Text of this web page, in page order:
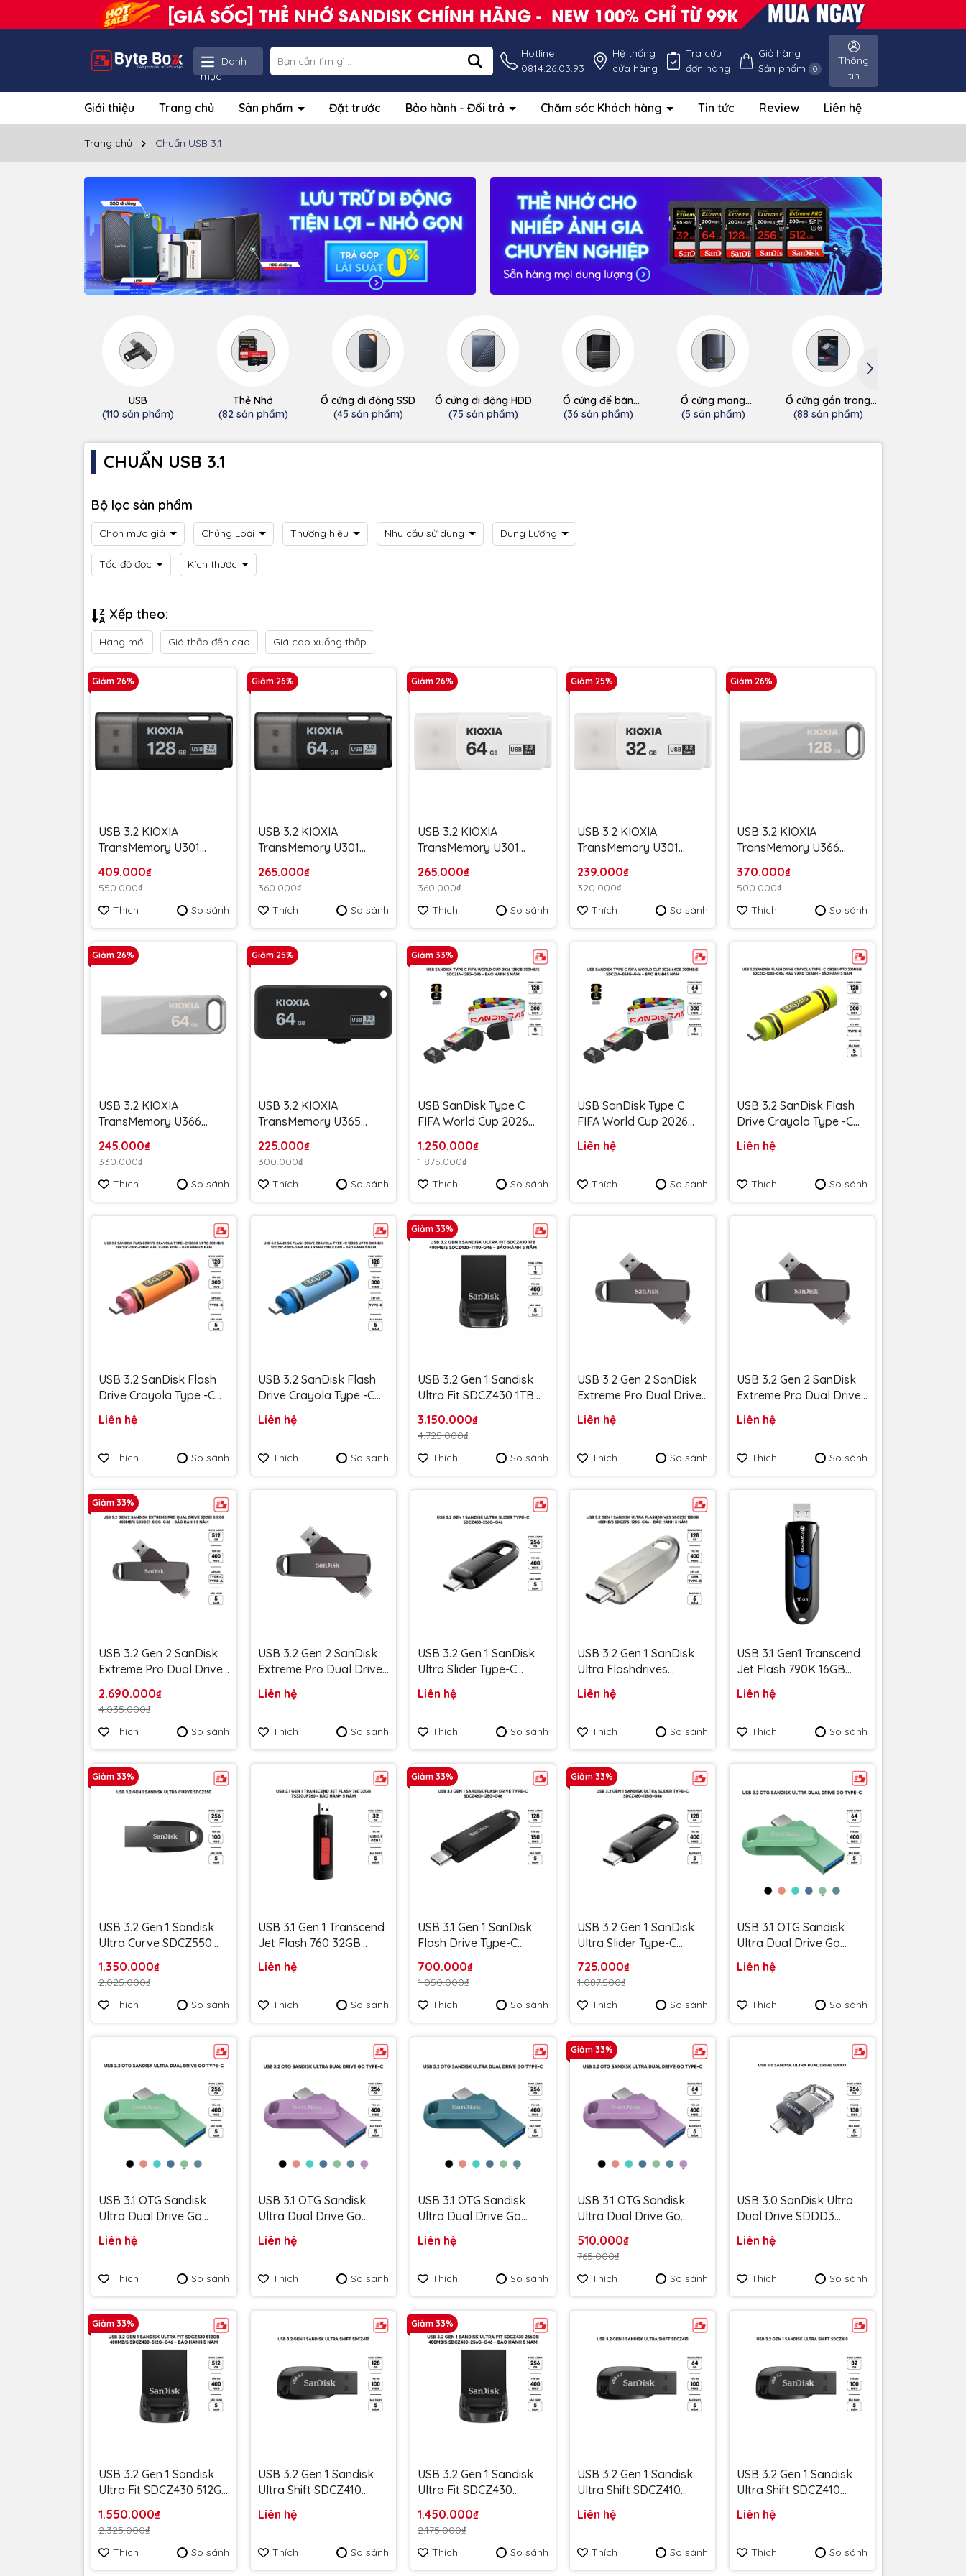
Danh
mục
Hotline
0814.26.03.93
Hệ thống
cửa hàng
Tra cứu
đơn hàng
Giỏ hàng
Sản phẩm 0
Thông
tin
Giới thiệu Trang chủ Sản phẩm Đặt trước Bảo hành - Đổi trả Chăm sóc Khách hàng Tin tức Review Liên hệ
Trang chủ Chuẩn USB 3.1
USB
(110 sản phẩm)
Thẻ Nhớ
(82 sản phẩm)
Ổ cứng di động SSD
(45 sản phẩm)
Ổ cứng di động HDD
(75 sản phẩm)
Ổ cứng để bàn
(desktop)
(36 sản phẩm)
Ổ cứng mạng
(NAS/Cloud)
(5 sản phẩm)
Ổ cứng gắn trong
SSD
(88 sản phẩm)
CHUẨN USB 3.1
Bộ lọc sản phẩm
Chọn mức giá Chủng Loại Thương hiệu Nhu cầu sử dụng Dung Lượng
Tốc độ đọc Kích thước
Xếp theo:
Hàng mới Giá thấp đến cao Giá cao xuống thấp
Giảm 26%
USB 3.2 KIOXIA
TransMemory U301
LU301K128GG4 Đen -
Bảo hành 5 năm
409.000₫
550.000₫
Thích
So sánh
Giảm 26%
USB 3.2 KIOXIA
TransMemory U301
LU301K064GG4 Đen -
Bảo hành 5 năm
265.000₫
360.000₫
Thích
So sánh
Giảm 26%
USB 3.2 KIOXIA
TransMemory U301
LU301W064GG4 Trắng -
Bảo hành 5 năm
265.000₫
360.000₫
Thích
So sánh
Giảm 25%
USB 3.2 KIOXIA
TransMemory U301
LLU301W032GG4 Trắng
- Bảo hành 5 năm
239.000₫
320.000₫
Thích
So sánh
Giảm 26%
USB 3.2 KIOXIA
TransMemory U366
LU366S128GG4 - Bảo
hành 5 năm
370.000₫
500.000₫
Thích
So sánh
Giảm 26%
USB 3.2 KIOXIA
TransMemory U366
LU366S064GG4 - Bảo
hành 5 năm
245.000₫
330.000₫
Thích
So sánh
Giảm 25%
USB 3.2 KIOXIA
TransMemory U365
LU365K064GG4 Đen -
Bảo hành 5 năm
225.000₫
300.000₫
Thích
So sánh
Giảm 33%
USB SanDisk Type C
FIFA World Cup 2026
SDCZIA-128G-G46 - Bảo
hành 5 năm
1.250.000₫
1.875.000₫
Thích
So sánh
USB SanDisk Type C
FIFA World Cup 2026
064G-G46 - Bảo hành 5
Liên hệ
Thích So sánh
USB 3.2 SanDisk Flash
Drive Crayola Type -C
SDCZIC-128G-G46L màu
5 năm
Liên hệ
Thích So sánh
USB 3.2 SanDisk Flash
Drive Crayola Type -C
SDCZIC-128G-G46O màu
năm
Liên hệ
Thích So sánh
USB 3.2 SanDisk Flash
Drive Crayola Type -C
SDCZIC-128G-G46B màu
hành 5 năm
Liên hệ
Thích So sánh
Giảm 33%
USB 3.2 Gen 1 Sandisk
Ultra Fit SDCZ430 1TB
1T00-G46 - Bảo hành 5
năm
3.150.000₫
4.725.000₫
Thích
So sánh
USB 3.2 Gen 2 SanDisk
Extreme Pro Dual Drive
1000/900MB/s
Bảo hành 5 năm
Liên hệ
Thích So sánh
USB 3.2 Gen 2 SanDisk
Extreme Pro Dual Drive
1000/900MB/s
hành 5 năm
Liên hệ
Thích So sánh
Giảm 33%
USB 3.2 Gen 2 SanDisk
Extreme Pro Dual Drive
1000/900MB/s
SDDDE1-512G-G46 - Bảo
hành 5 năm
2.690.000₫
4.035.000₫
Thích
So sánh
USB 3.2 Gen 2 SanDisk
Extreme Pro Dual Drive
1000/900MB/s
Bảo hành 5 năm
Liên hệ
Thích So sánh
USB 3.2 Gen 1 SanDisk
Ultra Slider Type-C
SDCZ480-256G-G46 -
Liên hệ
Thích So sánh
USB 3.2 Gen 1 SanDisk
Ultra Flashdrives
SDCZ75-128G-G46 - Bảo
Liên hệ
Thích So sánh
USB 3.1 Gen1 Transcend
Jet Flash 790K 16GB
Bảo hành 5 năm
Liên hệ
Thích So sánh
Giảm 33%
USB 3.2 Gen 1 Sandisk
Ultra Curve SDCZ550
SDCZ550-256G-G46
màu đen - Bảo hành 5
năm
1.350.000₫
2.025.000₫
Thích
So sánh
USB 3.1 Gen 1 Transcend
Jet Flash 760 32GB
5 năm
Liên hệ
Thích So sánh
Giảm 33%
USB 3.1 Gen 1 SanDisk
Flash Drive Type-C
SDCZ460-128G-G46 -
Bảo hành 5 năm
700.000₫
1.050.000₫
Thích
So sánh
Giảm 33%
USB 3.2 Gen 1 SanDisk
Ultra Slider Type-C
SDCZ480-128G-G46 -
Bảo hành 5 năm
725.000₫
1.087.500₫
Thích
So sánh
USB 3.1 OTG Sandisk
Ultra Dual Drive Go
400MB/s SDDDC3-
Absinthe - Bảo hành 5
năm
Liên hệ
Thích So sánh
USB 3.1 OTG Sandisk
Ultra Dual Drive Go
400MB/s SDDDC3-
Absinthe - Bảo hành 5
năm
Liên hệ
Thích So sánh
USB 3.1 OTG Sandisk
Ultra Dual Drive Go
400MB/s SDDDC3-
lavender - Bảo hành 5
năm
Liên hệ
Thích So sánh
USB 3.1 OTG Sandisk
Ultra Dual Drive Go
400MB/s SDDDC3-
xanh navagio - Bảo
hành 5 năm
Liên hệ
Thích So sánh
Giảm 33%
USB 3.1 OTG Sandisk
Ultra Dual Drive Go
400MB/s SDDDC3-
064G-G46L màu tím
lavender - Bảo hành 5
năm
510.000₫
765.000₫
Thích
So sánh
USB 3.0 SanDisk Ultra
Dual Drive SDDD3
G46 - Bảo hành 5 năm
Liên hệ
Thích So sánh
Giảm 33%
USB 3.2 Gen 1 Sandisk
Ultra Fit SDCZ430 512GB
512G-G46 - Bảo hành 5
năm
1.550.000₫
2.325.000₫
Thích
So sánh
USB 3.2 Gen 1 Sandisk
Ultra Shift SDCZ410
SDCZ410-128G-G46 -
Liên hệ
Thích So sánh
Giảm 33%
USB 3.2 Gen 1 Sandisk
Ultra Fit SDCZ430
SDCZ430-256G-G46 -
Bảo hành 5 năm
1.450.000₫
2.175.000₫
Thích
So sánh
USB 3.2 Gen 1 Sandisk
Ultra Shift SDCZ410
SDCZ410-064G-G46 -
Liên hệ
Thích So sánh
USB 3.2 Gen 1 Sandisk
Ultra Shift SDCZ410
SDCZ410-032G-G46 -
Liên hệ
Thích So sánh